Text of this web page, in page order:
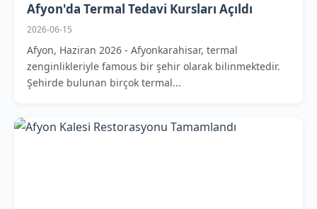
Afyon'da Termal Tedavi Kursları Açıldı
2026-06-15
Afyon, Haziran 2026 - Afyonkarahisar, termal
zenginlikleriyle famous bir şehir olarak bilinmektedir.
Şehirde bulunan birçok termal...